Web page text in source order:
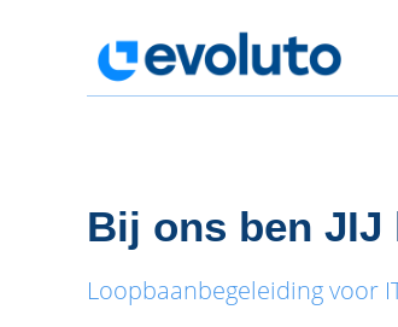
Bij ons ben
Loopbaanbegeleiding voor